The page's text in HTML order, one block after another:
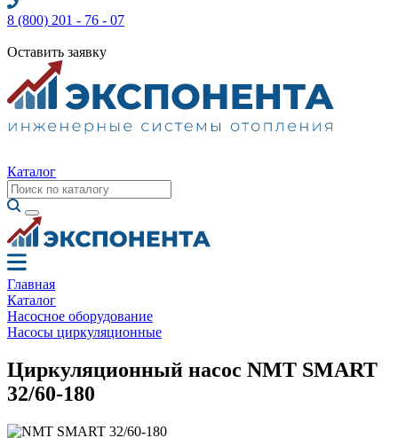
8 (800) 201 - 76 - 07
Оставить заявку
Каталог
Главная
Каталог
Насосное оборудование
Насосы циркуляционные
Циркуляционный насос NMT SMART
32/60-180